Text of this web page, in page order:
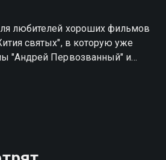
любителей хороших фильмов
святых", в которую уже
"Андрей Первозванный" и
"Князь Владимир" пополнится
сезон сериала Жития Святых